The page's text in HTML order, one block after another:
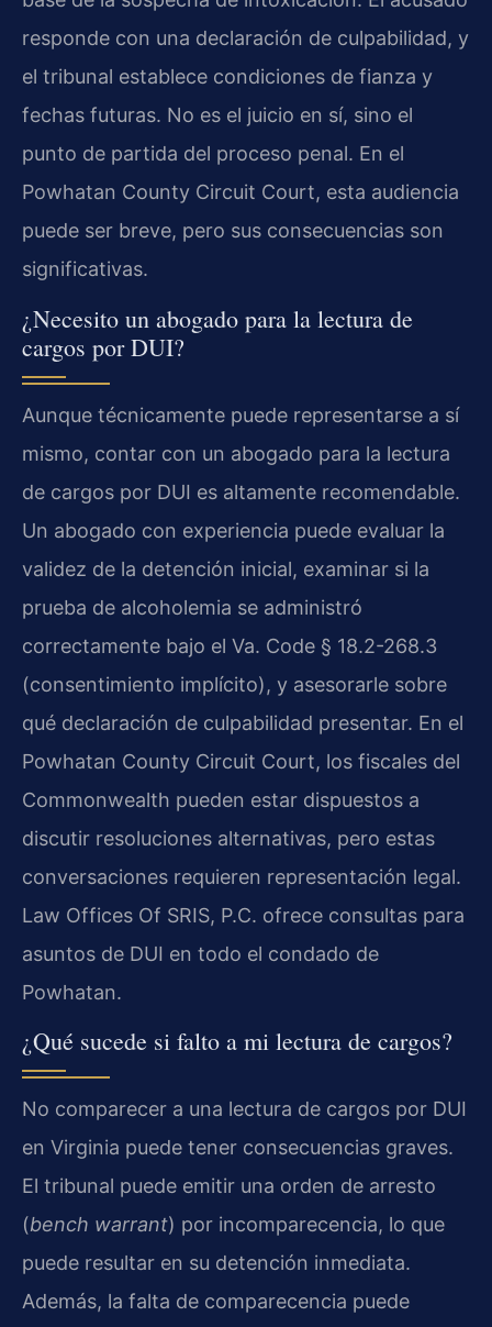
responde con una declaración de culpabilidad, y
el tribunal establece condiciones de fianza y
fechas futuras. No es el juicio en sí, sino el
punto de partida del proceso penal. En el
Powhatan County Circuit Court, esta audiencia
puede ser breve, pero sus consecuencias son
significativas.
¿Necesito un abogado para la lectura de
cargos por DUI?
Aunque técnicamente puede representarse a sí
mismo, contar con un abogado para la lectura
de cargos por DUI es altamente recomendable.
Un abogado con experiencia puede evaluar la
validez de la detención inicial, examinar si la
prueba de alcoholemia se administró
correctamente bajo el Va. Code § 18.2-268.3
(consentimiento implícito), y asesorarle sobre
qué declaración de culpabilidad presentar. En el
Powhatan County Circuit Court, los fiscales del
Commonwealth pueden estar dispuestos a
discutir resoluciones alternativas, pero estas
conversaciones requieren representación legal.
Law Offices Of SRIS, P.C. ofrece consultas para
asuntos de DUI en todo el condado de
Powhatan.
¿Qué sucede si falto a mi lectura de cargos?
No comparecer a una lectura de cargos por DUI
en Virginia puede tener consecuencias graves.
El tribunal puede emitir una orden de arresto
(bench warrant) por incomparecencia, lo que
puede resultar en su detención inmediata.
Además, la falta de comparecencia puede